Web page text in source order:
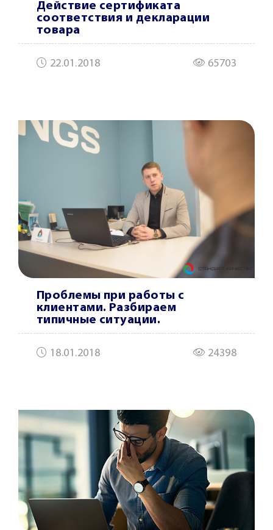
Действие сертификата
соответствия и декларации
товара
22.01.2018 65703
Проблемы при работы с
клиентами. Разбираем
типичные ситуации.
18.01.2018 24398